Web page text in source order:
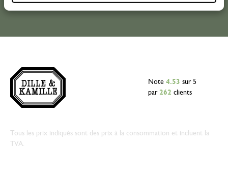
Note 4.53 sur 5
par 262 clients
Tous les prix indiqués sont des prix à la consommation et incluent la
TVA.